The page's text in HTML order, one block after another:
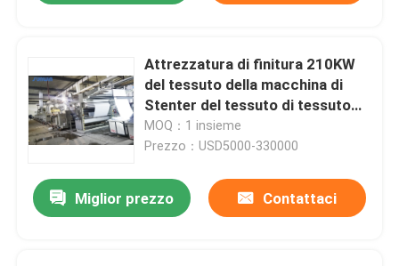
Attrezzatura di finitura 210KW
del tessuto della macchina di
Stenter del tessuto di tessuto
della casa 50HZ
MOQ：1 insieme
Prezzo：USD5000-330000
Miglior prezzo Contattaci